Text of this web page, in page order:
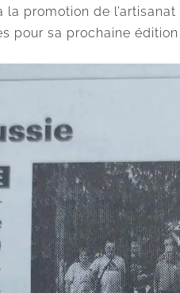
promotion de
pour sa prochaine édition